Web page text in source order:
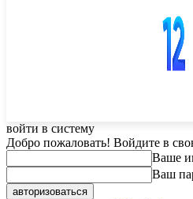
войти в систему
Добро пожаловать! Войдите в
Ваше
Ваш